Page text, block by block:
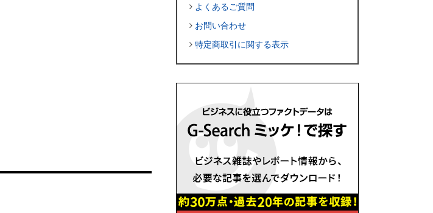
よくあるご質問
お問い合わせ
特定商取引に関する表示